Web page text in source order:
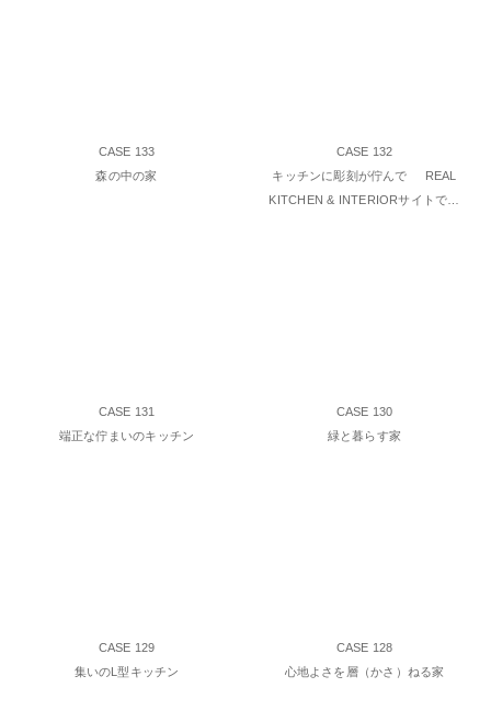
CASE 133
森の中の家
CASE 132
キッチンに彫刻が佇んで REAL
KITCHEN & INTERIORサイトで…
CASE 131
端正な佇まいのキッチン
CASE 130
緑と暮らす家
CASE 129
集いのL型キッチン
CASE 128
心地よさを層（かさ）ねる家